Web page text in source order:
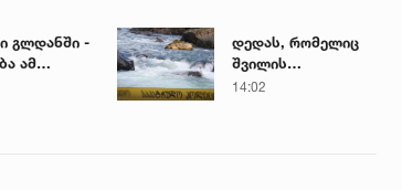
გლდანში -
ამ
ადგილზე
დედას, რომელიც
შვილის
გადარჩენის
14:02